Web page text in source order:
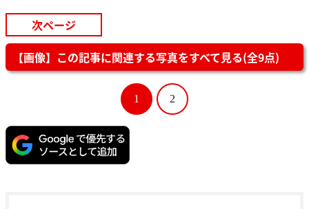
次ページ
【画像】この記事に関連する写真をすべて見る(全9点)
1 2